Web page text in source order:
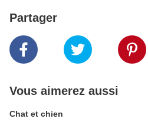
Partager
Vous aimerez aussi
Chat et chien